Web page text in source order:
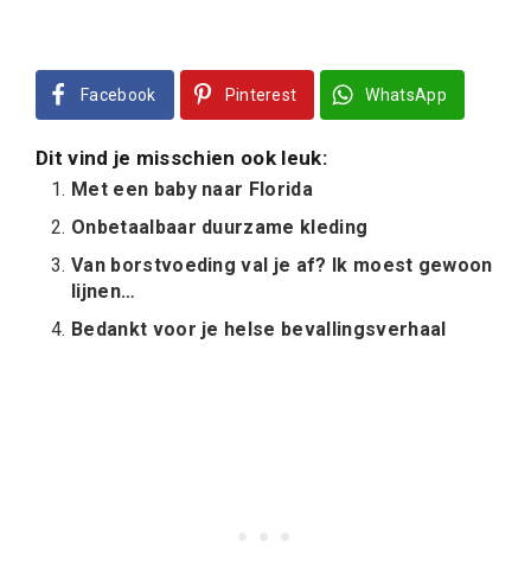
Facebook Pinterest WhatsApp
Dit vind je misschien ook leuk:
Met een baby naar Florida
Onbetaalbaar duurzame kleding
Van borstvoeding val je af? Ik moest gewoon
lijnen…
Bedankt voor je helse bevallingsverhaal